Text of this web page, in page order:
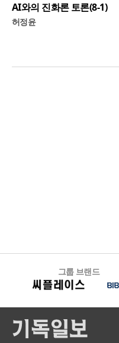
AI와의 진화론 토론(8-1)
허정윤
그룹 브랜드